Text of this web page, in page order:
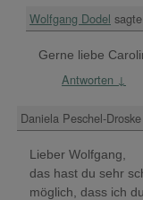
Wolfgang Dodel
Gerne liebe
Antworten ↓
Daniela Peschel-Droske
Lieber Wolfgang,
das hast du sehr
möglich, dass ich